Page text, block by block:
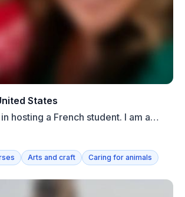
States
a French student. I am a
Arts and craft Caring for animals